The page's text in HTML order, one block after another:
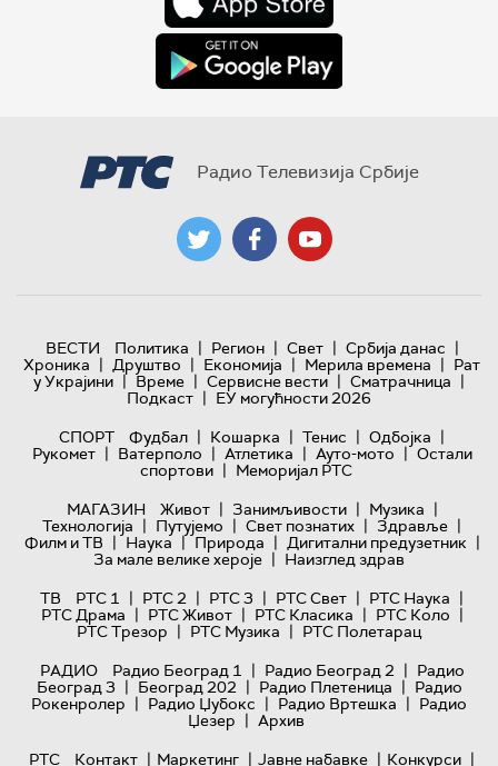
Радио Телевизија Србије
ВЕСТИ Политика | Регион | Свет | Србија данас |
Хроника | Друштво | Економија | Мерила времена | Рат
у Украјини | Време | Сервисне вести | Сматрачница |
Подкаст | ЕУ могућности 2026
СПОРТ
Фудбал | Кошарка | Тенис | Одбојка |
Рукомет | Ватерполо | Атлетика | Ауто-мото | Остали
спортови | Меморијал РТС
МАГАЗИН
Живот | Занимљивости | Музика |
Технологијa | Путујемо | Свет познатих | Здравље |
Филм и ТВ | Наука | Природа | Дигитални предузетник |
За мале велике хероје | Наизглед здрав
ТВ
РТС 1 | РТС 2 | РТС 3 | РТС Свет | РТС Наука |
РТС Драма | РТС Живот | РТС Класика | РТС Коло |
РТС Трезор | РТС Музика | РТС Полетарац
РАДИО
Радио Београд 1 | Радио Београд 2 | Радио
Београд 3 | Београд 202 | Радио Плетеница | Радио
Рокенролер | Радио Џубокс | Радио Вртешка | Радио
Џезер | Архив
РТС
Контакт | Маркетинг | Јавне набавке | Конкурси |